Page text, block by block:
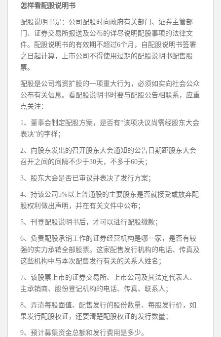
怎样看配股说明书
配股说明书是：公司配股时向政府有关部门、证券主管部
门、证券交易所报送及公布的详尽说明配股事项的法律文
件。配股说明书的有效期不超过6个月，自配股说明书签署
之日起计算，上市公司不得使用过期的配股说明书配售股
票。
配股是公司增资扩股的一项重大行为，必须如实向社会公众
公布有关信息。看配股说明书时要与配股公告相联系，应重
点关注：
1、董事会制定配股方案，是否有“该项决议尚需经股东大会
表决”的字样；
2、向股东发出的召开股东大会通知的公告日期距股东大会
召开之间的间隔不少于30天，不多于60天；
3、股东大会是否已审议并表决了发行方案；
4、持该公司5%以上普通股的主要股东是否就接受或放弃配
股权利做出声明，并在有关文件中公布；
5、刊登配股说明书后，才可以进行配股缴款；
6、负责配股承销工作的证券经营机构是哪一家，是否有较
强的实力承销全部股票。这家配售发行机构的电话、传真及
这些机构中与本次配售发行有关的关系人姓名；
7、该股票上市的证券交易所、上市公司及其法定代表人、
主承销商、股份登记机构的电话、传真、联系人；
8、弄清每股面值、配售发行的股份数量、每股发行价，如
果发行配股权证，还要清楚配股权证的发行数量；
9、预计募集资金总额和发行费用是多少。